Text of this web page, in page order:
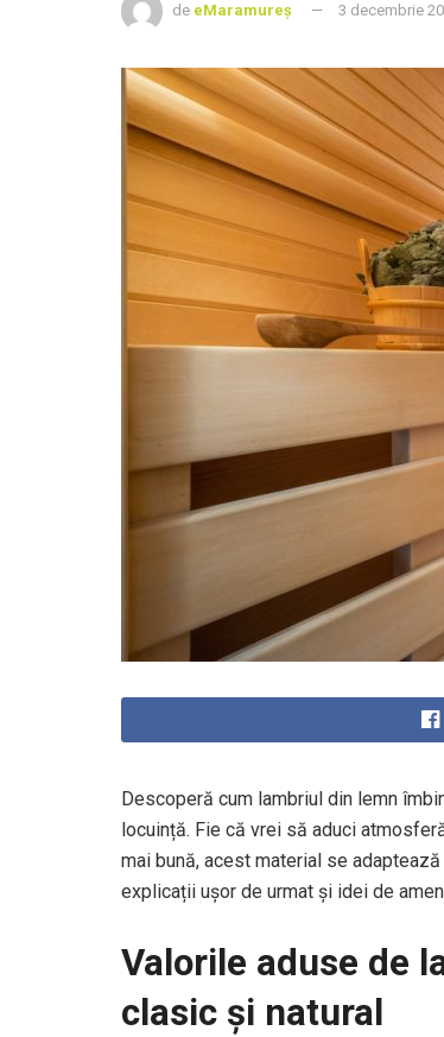
de eMaramureș 3 decembrie
Descoperă cum lambriul din lemn
locuință. Fie că vrei să aduci
mai bună, acest material se
explicații ușor de urmat și idei de
Valorile aduse de
clasic și natural